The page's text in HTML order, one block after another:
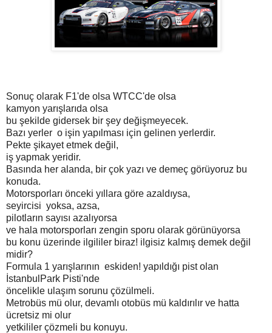
Sonuç olarak F1'de olsa WTCC'de olsa
kamyon yarışlarıda olsa
bu şekilde gidersek bir şey değişmeyecek.
Bazı yerler o işin yapılması için gelinen yerlerdir.
Pekte şikayet etmek değil,
iş yapmak yeridir.
Basında her alanda, bir çok yazı ve demeç görüyoruz bu
konuda.
Motorsporları önceki yıllara göre azaldıysa,
seyircisi yoksa, azsa,
pilotların sayısı azalıyorsa
ve hala motorsporları zengin sporu olarak görünüyorsa
bu konu üzerinde ilgililer biraz! ilgisiz kalmış demek değil
midir?
Formula 1 yarışlarının eskiden! yapıldığı pist olan
İstanbulPark Pisti'nde
öncelikle ulaşım sorunu çözülmeli.
Metrobüs mü olur, devamlı otobüs mü kaldırılır ve hatta
ücretsiz mi olur
yetkililer çözmeli bu konuyu.